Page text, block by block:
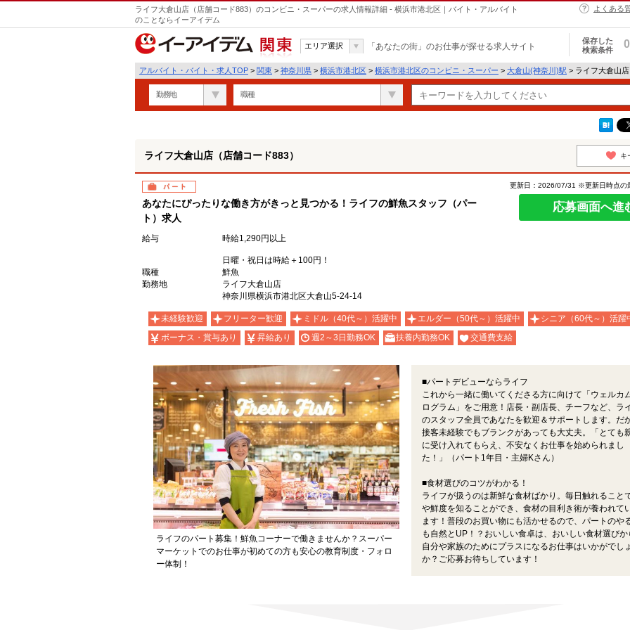
ライフ大倉山店（店舗コード883）のコンビニ・スーパーの求人情報詳細 - 横浜市港北区｜バイト・アルバイト
のことならイーアイデム
よくある
関東
エリア選択 「あなたの街」のお仕事が探せる求人サイト
保存した
検索条件
0
アルバイト・バイト・求人TOP > 関東 > 神奈川県 > 横浜市港北区 > 横浜市港北区のコンビニ・スーパー > 大倉山(神奈川)駅 > ライフ大倉山
勤務地 職種
ライフ大倉山店（店舗コード883） キ
パート
あなたにぴったりな働き方がきっと見つかる！ライフの鮮魚スタッフ（パー
ト）求人
更新日：2026/07/31 ※更新日時点の
応募画面へ進
給与 時給1,290円以上
日曜・祝日は時給＋100円！
職種
鮮魚
勤務地
ライフ大倉山店
神奈川県横浜市港北区大倉山5-24-14
未経験歓迎 フリーター歓迎 ミドル（40代～）活躍中 エルダー（50代～）活躍中
シニア（60代～）活躍
ボーナス・賞与あり
昇給あり 週2～3日勤務OK 扶養内勤務OK 交通費支給
ライフのパート募集！鮮魚コーナーで働きませんか？スーパー
マーケットでのお仕事が初めての方も安心の教育制度・フォロ
ー体制！
■パートデビューならライフ
これから一緒に働いてくださる方に向けて「ウェルカ
ログラム」をご用意！店長・副店長、チーフなど、ラ
のスタッフ全員であなたを歓迎＆サポートします。だ
接客未経験でもブランクがあっても大丈夫。「とても
に受け入れてもらえ、不安なくお仕事を始められまし
た！」（パート1年目・主婦Kさん）
■食材選びのコツがわかる！
ライフが扱うのは新鮮な食材ばかり。毎日触れること
や鮮度を知ることができ、食材の目利き術が養われて
ます！普段のお買い物にも活かせるので、パートのや
も自然とUP！？おいしい食卓は、おいしい食材選びか
自分や家族のためにプラスになるお仕事はいかがでし
か？ご応募お待ちしています！